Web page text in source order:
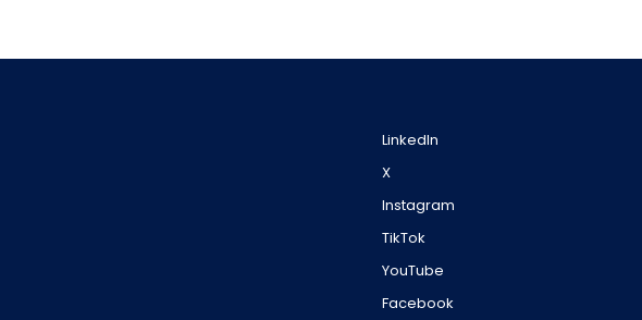
LinkedIn
X
Instagram
TikTok
YouTube
Facebook